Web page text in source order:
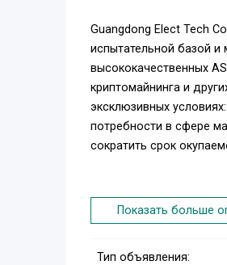
Guangdong Elect Tech
испытательной базой
высококачественных
криптомайнинга и
эксклюзивных
потребности в сфере
сократить срок
Bitmain Antminer S21
Устройство
Показать больше
Тип объявления: